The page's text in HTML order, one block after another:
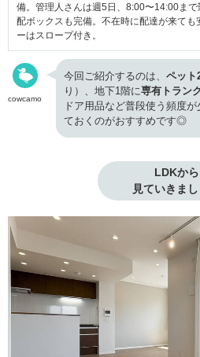
備。管理人さんは週5日、8:00〜14:00まで
配ボックスも完備。不在時に配達が来ても
ーはスロープ付き。
cowcamo
今回ご紹介するのは、 ペット
り）、地下1階に専有トラン
ドア用品など普段使う頻度
ておくのがおすすめです◎
LDKから
見ていきまし